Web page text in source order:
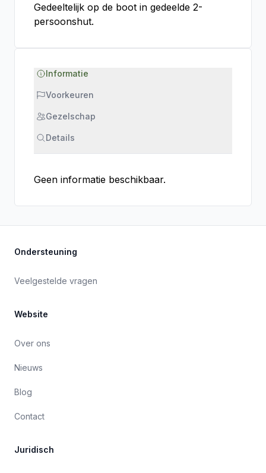
Gedeeltelijk op de boot in gedeelde 2-
persoonshut.
Informatie
Voorkeuren
Gezelschap
Details
Geen informatie beschikbaar.
Ondersteuning
Veelgestelde vragen
Website
Over ons
Nieuws
Blog
Contact
Juridisch